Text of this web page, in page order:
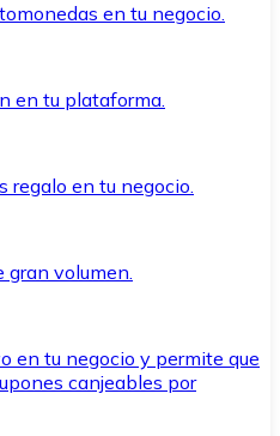
en tu negocio.
en tu plataforma.
regalo en tu negocio.
gran volumen.
en tu negocio y permite que
canjeables por